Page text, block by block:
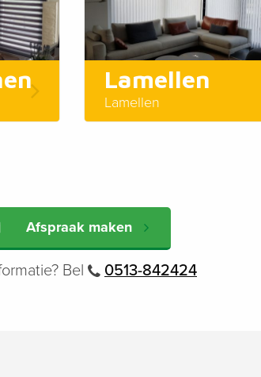
Lamellen
Lamellen
Afspraak maken
Bel 0513-842424